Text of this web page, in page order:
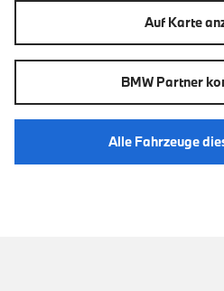
Auf Karte
BMW Partner
Alle Fahrzeuge